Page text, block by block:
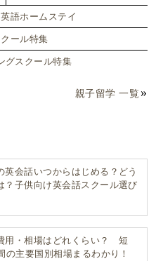
語ホームステイ
ール特集
グスクール特集
親子留学 一覧
英会話いつからはじめる？どう
？子供向け英会話スクール選び
用・相場はどれくらい？ 短
の主要国別相場まるわかり！